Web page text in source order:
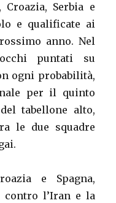
Serbia e
e qualificate ai
anno. Nel
puntati su
ogni probabilità,
per il quinto
tabellone alto,
le due squadre
e Spagna,
contro l’Iran e la